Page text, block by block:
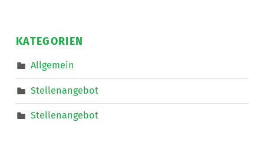
KATEGORIEN
Allgemein
Stellenangebot
Stellenangebot